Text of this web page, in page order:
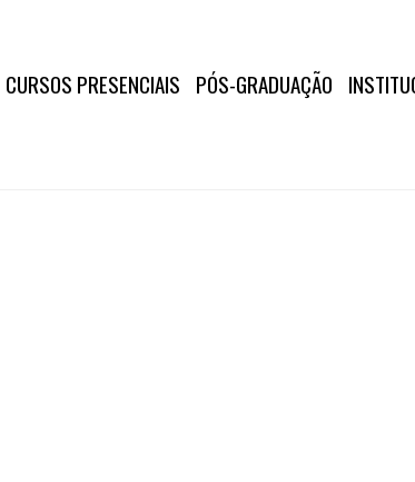
CURSOS PRESENCIAIS PÓS-GRADUAÇÃO